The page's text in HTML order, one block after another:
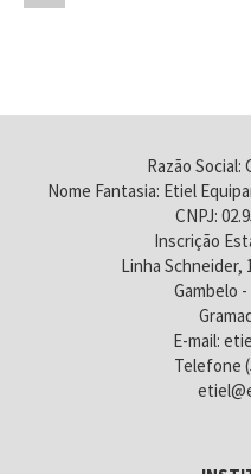
Razão Social:
Nome Fantasia: Etiel
CNPJ:
Inscrição
Linha Schneider,
Gambelo -
E-mail:
Telefone